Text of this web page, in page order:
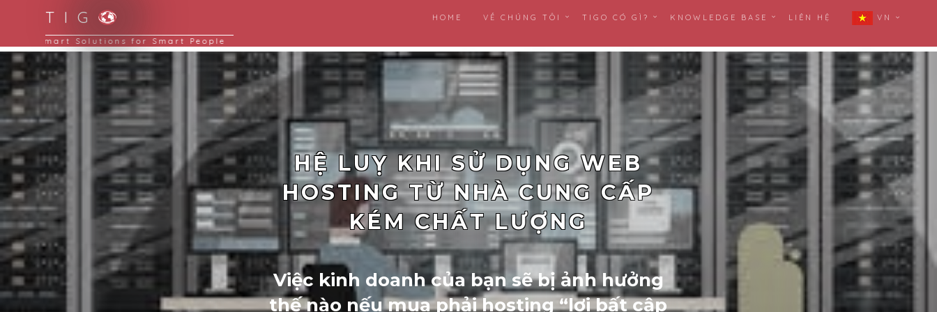
T I G
Smart Solutions for Smart People
HOME VỀ CHÚNG TÔI TIGO CÓ GÌ? KNOWLEDGE BASE LIÊN HỆ VN
HỆ LUỴ KHI SỬ DỤNG WEB
HOSTING TỪ NHÀ CUNG CẤP
KÉM CHẤT LƯỢNG
Việc kinh doanh của bạn sẽ bị ảnh hưởng
thế nào nếu mua phải hosting “lợi bất cập